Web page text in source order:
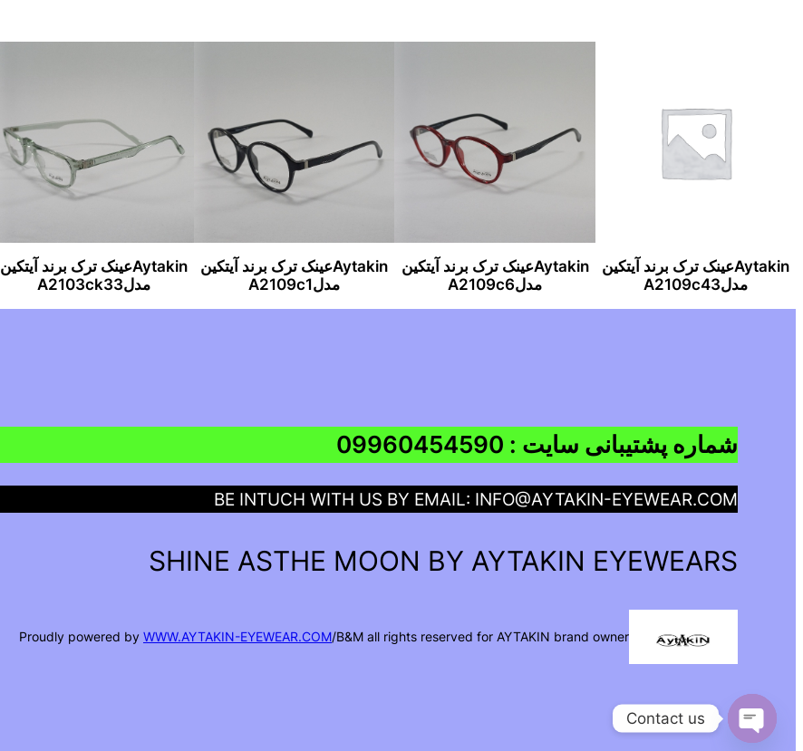
Aytakinعینک ترک برند آیتکین
مدلA2109c43
Aytakinعینک ترک برند آیتکین
مدلA2109c6
Aytakinعینک ترک برند آیتکین
مدلA2109c1
Aytakinعینک ترک برند آیتکین
مدلA2103ck33
شماره پشتیبانی سایت : 09960454590
BE INTUCH WITH US BY EMAIL: INFO@AYTAKIN-EYEWEAR.COM
SHINE ASTHE MOON BY AYTAKIN EYEWEARS
Proudly powered by WWW.AYTAKIN-EYEWEAR.COM/B&M all rights reserved for AYTAKIN brand owner
Contact us